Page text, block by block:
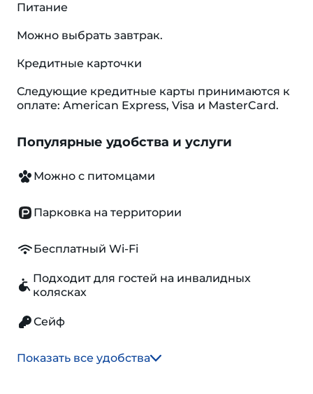
Питание
Можно выбрать завтрак.
Кредитные карточки
Следующие кредитные карты принимаются к
оплате: American Express, Visa и MasterCard.
Популярные удобства и услуги
Можно с питомцами
Парковка на территории
Бесплатный Wi-Fi
Подходит для гостей на инвалидных
колясках
Сейф
Показать все удобства